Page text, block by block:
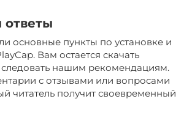
основные пункты по установке и
Вам остается скачать
нашим рекомендациям.
с отзывами или вопросами
читатель получит своевременный